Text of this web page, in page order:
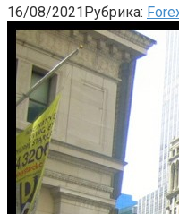
16/08/2021Рубрика: